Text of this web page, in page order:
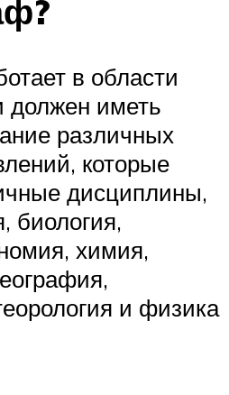
в области
должен иметь
различных
которые
дисциплины,
биология,
химия,
и физика